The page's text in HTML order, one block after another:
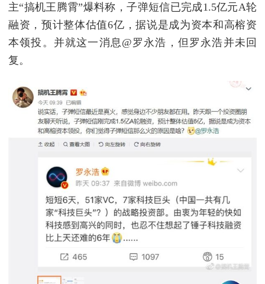
主“搞机王腾霄”爆料称，子弹短信已完成1.5亿元A轮
融资，预计整体估值6亿，据说是成为资本和高榕资
本领投。并就这一消息@罗永浩，但罗永浩并未回
复。